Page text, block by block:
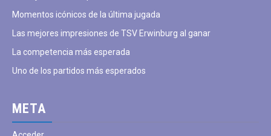
Momentos icónicos de la última jugada
Las mejores impresiones de TSV Erwinburg al ganar
La competencia más esperada
Uno de los partidos más esperados
META